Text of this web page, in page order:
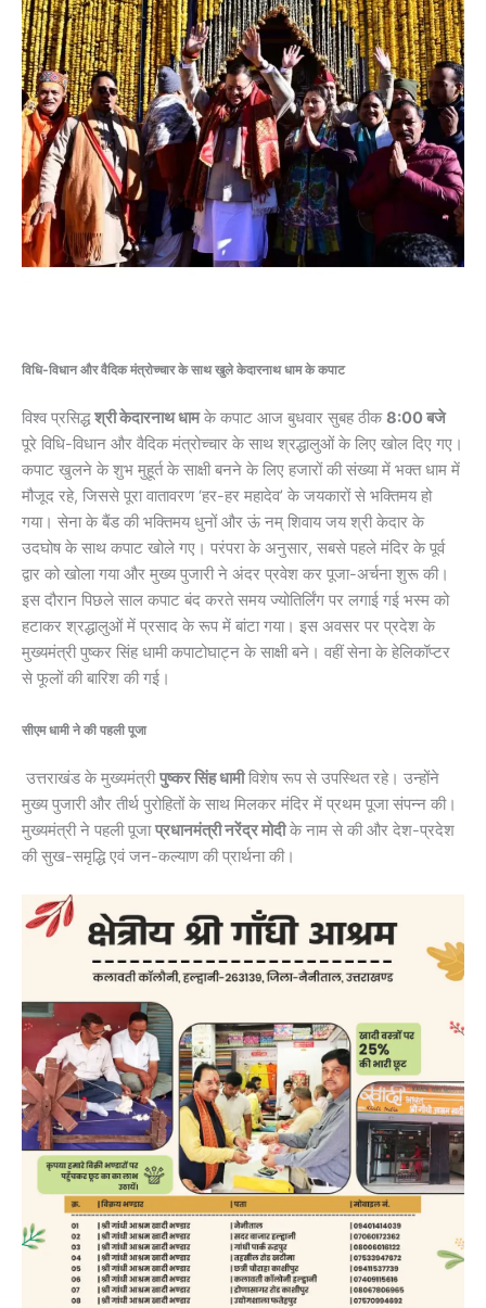
विधि-विधान और वैदिक मंत्रोच्चार के साथ खुले केदारनाथ धामके कपाट
विश्व प्रसिद्धश्री केदारनाथ धामके कपाट आज बुधवार सुबह ठीक8:00 बजे
पूरे विधि-विधान और वैदिक मंत्रोच्चार के साथ श्रद्धालुओं के लिए खोल दिए गए।
कपाट खुलने के शुभ मुहूर्त के साक्षी बनने के लिए हजारों की संख्या में भक्त धाम में
मौजूद रहे, जिससे पूरा वातावरण ‘हर-हर महादेव’ के जयकारों से भक्तिमय हो
गया। सेना के बैंड की भक्तिमय धुनों और ऊं नम् शिवाय जय श्री केदार के
उदघोष के साथ कपाट खोले गए। परंपरा के अनुसार, सबसे पहले मंदिर के पूर्व
द्वार को खोला गया और मुख्य पुजारी ने अंदर प्रवेश कर पूजा-अर्चना शुरू की।
इस दौरान पिछले साल कपाट बंद करते समय ज्योतिर्लिंग पर लगाई गई भस्म को
हटाकर श्रद्धालुओं में प्रसाद के रूप में बांटा गया। इस अवसर पर प्रदेश के
मुख्यमंत्री पुष्कर सिंह धामी कपाटोघाट्न के साक्षी बने। वहीं सेना के हेलिकॉप्टर
से फूलों की बारिश की गई।
​सीएम धामी ने की पहली पूजा
उत्तराखंड के मुख्यमंत्रीपुष्कर सिंह धामीविशेष रूप से उपस्थित रहे। उन्होंने
मुख्य पुजारी और तीर्थ पुरोहितों के साथ मिलकर मंदिर में प्रथम पूजा संपन्न की।
मुख्यमंत्री ने पहली पूजाप्रधानमंत्री नरेंद्र मोदीके नाम से की और देश-प्रदेश
की सुख-समृद्धि एवं जन-कल्याण की प्रार्थना की।